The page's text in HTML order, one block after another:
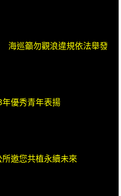
海巡籲勿觀浪違規依法舉發
優秀青年表揚
邀您共植永續未來